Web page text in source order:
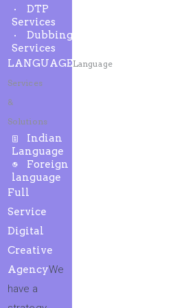
DTP
Services
Dubbing
Services
LANGUAGELanguage
Services
&
Solutions
Indian
Language
Foreign
language
Full
Service
Digital
Creative
AgencyWe
have a